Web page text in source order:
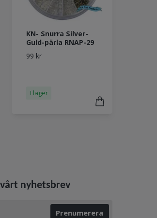
KN- Snurra Silver-
Guld-pärla RNAP-29
99 kr
I lager
nyhetsbrev
Prenumerera